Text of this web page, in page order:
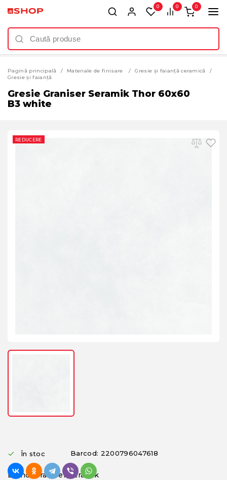
0 0 0
Pagină principală Materiale de finisare
Gresie și faianță ceramică
Gresie și faianță
Gresie Graniser Seramik Thor 60x60
B3 white
REDUCERE
În stoc Barcod: 2200796047618
Brand: Graniser Seramik